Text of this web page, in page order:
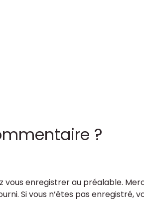
?
enregistrer au préalable.
Si vous n’êtes pas enregistré,